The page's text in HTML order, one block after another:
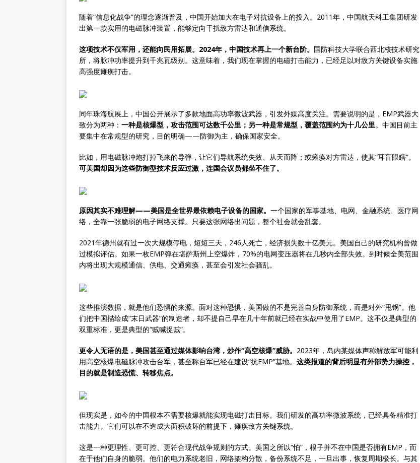
随着“信息化战争”的理念逐渐普及，中国开始加大在电子对抗设备上的投入。2011年，中国航天科工集团研发
出第一款实用的电磁脉冲装置，能够定向干扰敌方雷达和通信系统。
这项技术不仅军用，还能向民用拓展。2024年，中国技术再上一个新台阶。 国防科技大学联合西北核技术研究
所，将脉冲功率提升到千兆瓦级别。这意味着，我们现在掌握的电磁打击能力，已经足以对敌方关键设备实施
高强度瘫痪打击。
同年珠海航展上，中国公开展示了多款地面高功率微波武器，引发外媒高度关注。需要说明的是，EMP武器大
致分为两种： 一种是核爆型，攻击范围可达数千公里；另一种是常规型，覆盖范围约为十几公里。中国目前主
要集中在常规型的研究，目的明确——防御为主，确保国家安全。
比如，用电磁脉冲炮打掉飞来的导弹，让它们导航系统失效、从天而降；或瘫痪对方雷达，使其“耳盲眼瞎”。
可美国却因为这些防御型技术反应过激，连国会议员都坐不住了。
原因其实不难理解——美国是全世界最依赖电子设备的国家。 一个国家的军事基地、电网、金融系统、医疗网
络，全靠一张脆弱的电子网络支撑。只要这张网络出问题，整个社会就会乱套。
2021年德州就有过一次大规模停电，短短三天，246人死亡，经济损失数十亿美元。美国自己的研究机构曾做
过模拟评估。如果一枚EMP弹在堪萨斯州上空爆炸，70%的电网变压器将在几秒内全部失效。到时候全美范围
内将出现大规模通信、供电、交通瘫痪，甚至会引发社会骚乱。
这些推演数据，就是他们恐惧的来源。面对这种恐惧，美国做的不是完善自身防御系统，而是对外“甩锅”。他
们把中国描绘成“末日武器”的制造者，却不提自己早在几十年前就已经在实战中使用了EMP。这不仅是典型的
双重标准，更是典型的“贼喊捉贼”。
更令人无语的是，美国甚至通过媒体影响台湾，炒作“高空核爆”威胁。 2023年，岛内某媒体声称解放军可能利
用高空核爆电磁脉冲攻击台军，甚至称台军已经在建设“抗EMP”基地。 这类报道的背后明显有外部势力操控，
目的就是制造恐慌、转移焦点。
但现实是，如今的中国根本不需要核爆就能实现电磁打击目标。我们研发的高功率微波系统，已经具备精准打
击能力。它们可以在不造成大面积破坏的前提下，瘫痪敌方关键系统。
这是一种更理性、更可控、更符合现代战争规则的方式。美国之所以“怕”，根子并不在中国是否拥有EMP，而
在于他们自身的脆弱。他们的电力系统老旧，网络架构分散，备份系统不足，一旦出事，恢复周期极长。与其